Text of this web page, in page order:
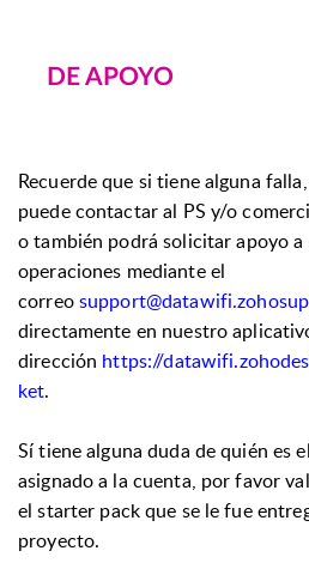
DE APOYO
Recuerde que si tiene alguna
puede contactar al PS y/o
o también podrá solicitar apoyo
operaciones mediante el
correo
directamente en nuestro
dirección https://
ket.
Sí tiene alguna duda de quién es
asignado a la cuenta, por favor
el starter pack que se le fue
proyecto.